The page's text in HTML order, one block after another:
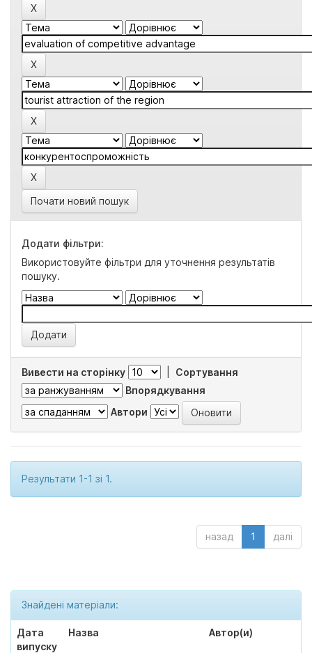
Почати новий пошук
Додати фільтри:
Використовуйте фільтри для уточнення результатів
пошуку.
Вивести на сторінку
Сортування
Впорядкування
Автори
Результати 1-1 зі 1.
назад 1 далі
Знайдені матеріали:
Дата
випуску
Назва Автор(и)